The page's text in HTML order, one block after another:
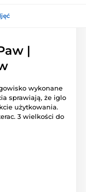
|
wykonane
sprawiają, że iglo
użytkowania.
3 wielkości do